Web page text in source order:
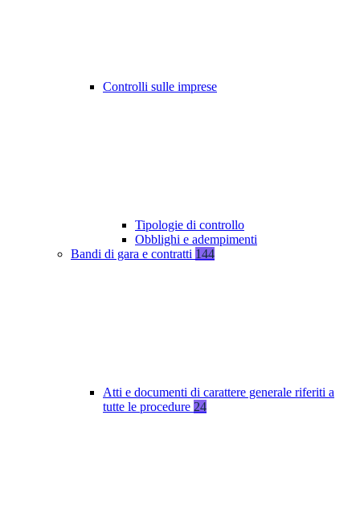
Controlli sulle imprese
Tipologie di controllo
Obblighi e adempimenti
Bandi di gara e contratti 144
Atti e documenti di carattere generale riferiti a
tutte le procedure 24